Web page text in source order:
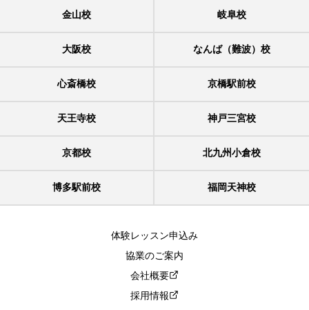
金山校 岐阜校
大阪校 なんば（難波）校
心斎橋校 京橋駅前校
天王寺校 神戸三宮校
京都校 北九州小倉校
博多駅前校 福岡天神校
体験レッスン申込み
協業のご案内
会社概要
採用情報